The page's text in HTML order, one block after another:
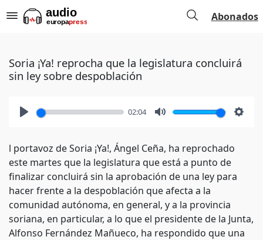
Abonados
Soria ¡Ya! reprocha que la legislatura concluirá
sin ley sobre despoblación
02:04
l portavoz de Soria ¡Ya!, Ángel Ceña, ha reprochado
este martes que la legislatura que está a punto de
finalizar concluirá sin la aprobación de una ley para
hacer frente a la despoblación que afecta a la
comunidad autónoma, en general, y a la provincia
soriana, en particular, a lo que el presidente de la Junta,
Alfonso Fernández Mañueco, ha respondido que una